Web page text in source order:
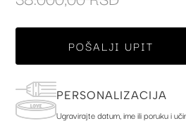
the
gallery
POŠALJI UPIT
PERSONALIZACIJA
Ugravirajte datum, ime ili poruku i